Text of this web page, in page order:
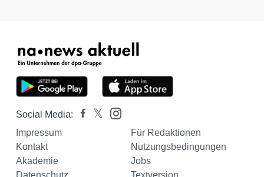
Social Media:
Impressum
Für Redaktionen
Kontakt
Nutzungsbedingungen
Akademie
Jobs
Datenschutz
Textversion